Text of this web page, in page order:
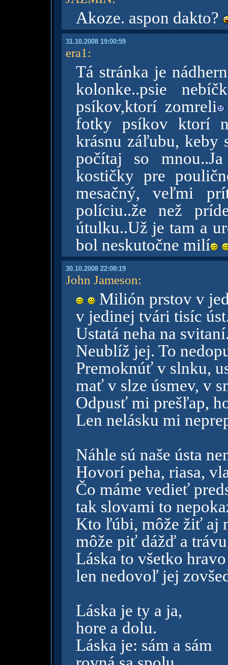
Akoze. aspon dakto?
31.10.2008 19:00:59
era1 :
Tá stránka je
kolonke..psie
psíkov,ktorí zomreli
fotky psíkov ktorí
krásnu záľubu, keby
počítaj so
kostičky pre
mesačný, veľmi
políciu..že než
útulku..Už je tam a
bol neskutočne milí
30.10.2008 22:08:19
John Jameson:
Milión prstov v
v jedinej tvári tisíc
Ustatá neha na
Neublíž jej. To
Premoknúť v slnku,
mať v slze úsmev, v
Odpusť mi prešľap,
Len nelásku mi
Náhle sú naše ústa
Hovorí peha, riasa,
Čo máme vedieť
tak slovami to
Kto ľúbi, môže žiť aj
môže piť dážď a
Láska to všetko
len nedovoľ jej
Láska je ty a ja,
hore a dolu.
Láska je: sám a sám